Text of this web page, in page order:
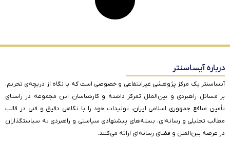
درباره آیساسنتر
آیساسنتر یک مرکز پژوهشی غیرانتفاعی و خصوصی است که با نگاه از دریچه‌ی تحریم،
بر مسائل راهبردی و بین‌الملل تمرکز داشته و کارشناسان این مجموعه در راستای
تأمین منافع جمهوری اسلامی ایران، تولیدات خود را با نگاهی دقیق و فنی در قالب
مطالب تحلیلی و رسانه‌ای، بسته‌های پیشنهادی سیاستی و راهبردی به سیاستگذاران
در عرصه بین‌الملل و فضای رسانه‌ای ارائه می‌کنند.